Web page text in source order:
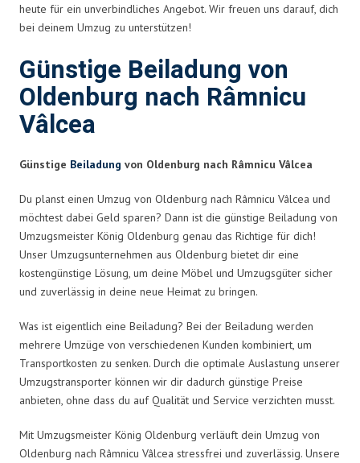
heute für ein unverbindliches Angebot. Wir freuen uns darauf, dich
bei deinem Umzug zu unterstützen!
Günstige Beiladung von
Oldenburg nach Râmnicu
Vâlcea
Günstige Beiladung von Oldenburg nach Râmnicu Vâlcea
Du planst einen Umzug von Oldenburg nach Râmnicu Vâlcea und
möchtest dabei Geld sparen? Dann ist die günstige Beiladung von
Umzugsmeister König Oldenburg genau das Richtige für dich!
Unser Umzugsunternehmen aus Oldenburg bietet dir eine
kostengünstige Lösung, um deine Möbel und Umzugsgüter sicher
und zuverlässig in deine neue Heimat zu bringen.
Was ist eigentlich eine Beiladung? Bei der Beiladung werden
mehrere Umzüge von verschiedenen Kunden kombiniert, um
Transportkosten zu senken. Durch die optimale Auslastung unserer
Umzugstransporter können wir dir dadurch günstige Preise
anbieten, ohne dass du auf Qualität und Service verzichten musst.
Mit Umzugsmeister König Oldenburg verläuft dein Umzug von
Oldenburg nach Râmnicu Vâlcea stressfrei und zuverlässig. Unsere